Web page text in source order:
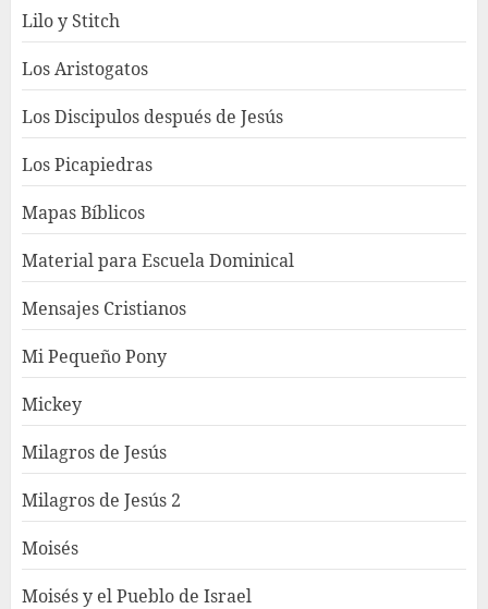
Lilo y Stitch
Los Aristogatos
Los Discipulos después de Jesús
Los Picapiedras
Mapas Bíblicos
Material para Escuela Dominical
Mensajes Cristianos
Mi Pequeño Pony
Mickey
Milagros de Jesús
Milagros de Jesús 2
Moisés
Moisés y el Pueblo de Israel